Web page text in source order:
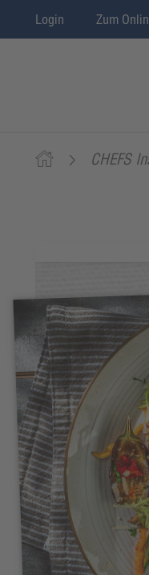
Login Zum
CHEFS